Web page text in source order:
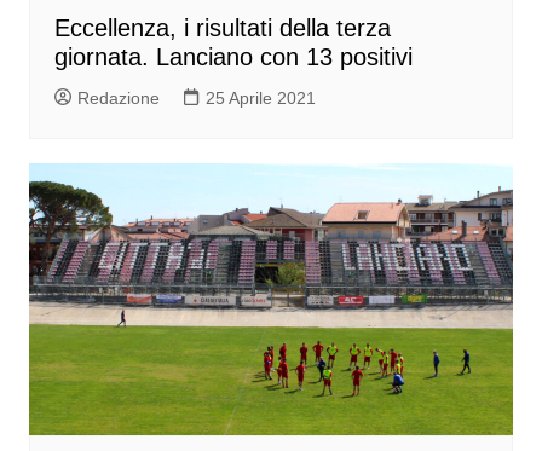
Eccellenza, i risultati della terza
giornata. Lanciano con 13 positivi
Redazione 25 Aprile 2021